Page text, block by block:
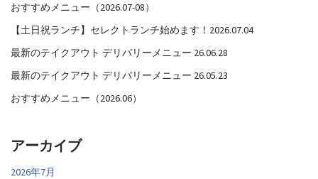
おすすめメニュー（2026.07-08）
【土日祝ランチ】セレクトランチ始めます！2026.07.04
最新のテイクアウト デリバリーメニュー 26.06.28
最新のテイクアウト デリバリーメニュー 26.05.23
おすすめメニュー（2026.06）
アーカイブ
2026年7月